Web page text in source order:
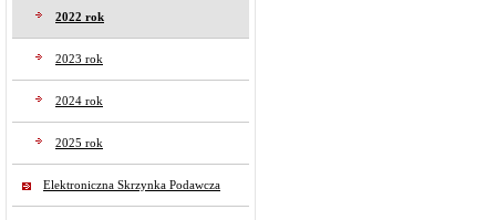
2022 rok
2023 rok
2024 rok
2025 rok
Elektroniczna Skrzynka Podawcza